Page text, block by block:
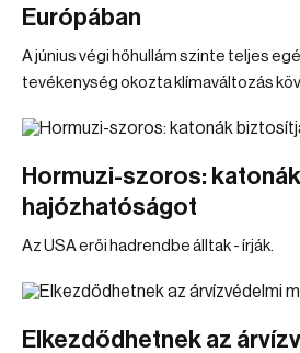
Európában
A június végi hőhullám szinte teljes
tevékenység okozta klímaváltozás
Hormuzi-szoros:
hajózhatóságot
Az USA erői hadrendbe álltak - írják.
Elkezdődhetnek az